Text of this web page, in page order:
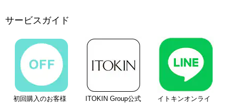
サービスガイド
初回購入のお客様
ITOKIN Group公式
イトキンオンライ